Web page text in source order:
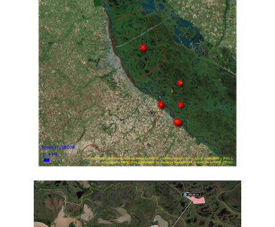
Rosario